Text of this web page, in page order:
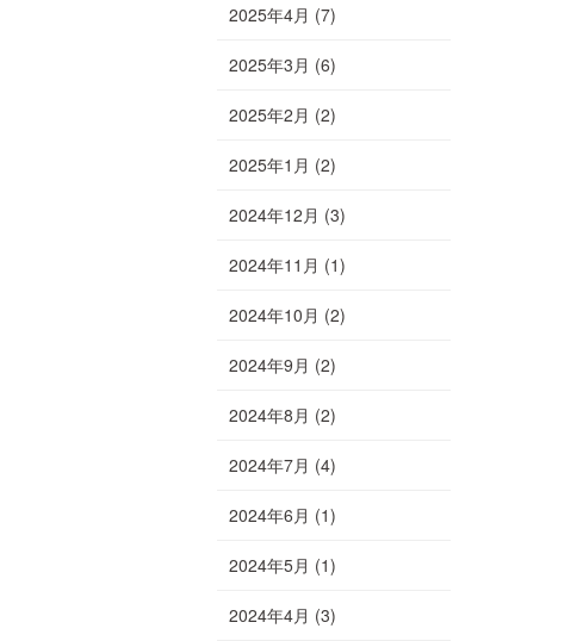
2025年4月 (7)
2025年3月 (6)
2025年2月 (2)
2025年1月 (2)
2024年12月 (3)
2024年11月 (1)
2024年10月 (2)
2024年9月 (2)
2024年8月 (2)
2024年7月 (4)
2024年6月 (1)
2024年5月 (1)
2024年4月 (3)